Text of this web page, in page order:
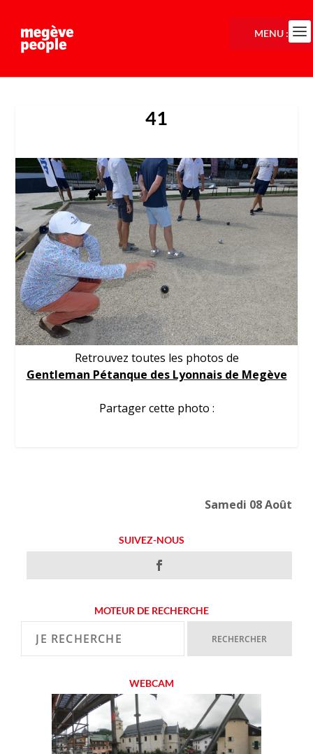
41
Retrouvez toutes les photos de
Gentleman Pétanque des Lyonnais de Megève
Partager cette photo :
Samedi 08 Août
SUIVEZ-NOUS
MOTEUR DE RECHERCHE
WEBCAM
MENU :